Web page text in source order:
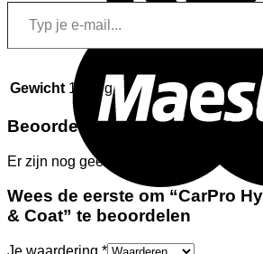
Gewicht 1000 g
Beoordelingen
Er zijn nog geen beoordelingen.
Wees de eerste om “CarPro
& Coat” te beoordelen